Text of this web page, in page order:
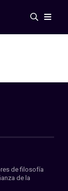
de filosofía
de la